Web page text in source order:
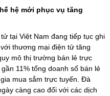
hệ mới phục vụ tăng
tại Việt Nam đang tiếp tục ghi
thương mại điện tử tăng
mô thị trường bán lẻ trực
11% tổng doanh số bán lẻ
mua sắm trực tuyến. Đà
càng cao đối với các dịch